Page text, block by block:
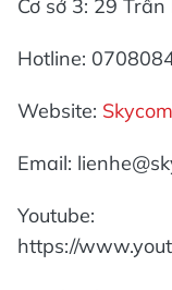
Cơ sở 3: 29
Hotline:
Website:
Email:
Youtube:
https://